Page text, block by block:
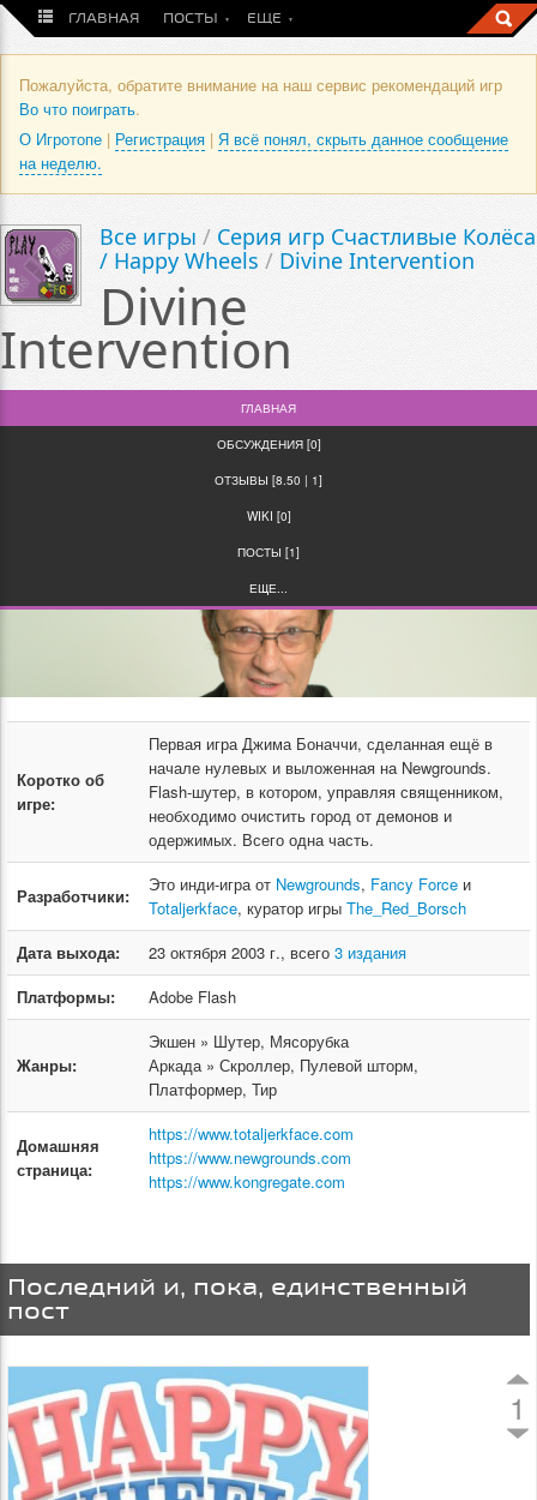
ГЛАВНАЯ ПОСТЫ ЕЩЕ
Пожалуйста, обратите внимание на наш сервис рекомендаций игр
Во что поиграть.
О Игротопе | Регистрация | Я всё понял, скрыть данное сообщение
на неделю.
Все игры / Серия игр Счастливые Колёса
/ Happy Wheels / Divine Intervention
Divine
Intervention
ГЛАВНАЯ
ОБСУЖДЕНИЯ [0]
ОТЗЫВЫ [8.50 | 1]
WIKI [0]
ПОСТЫ [1]
ЕЩЕ...
Коротко об
игре:
Первая игра Джима Боначчи, сделанная ещё в
начале нулевых и выложенная на Newgrounds.
Flash-шутер, в котором, управляя священником,
необходимо очистить город от демонов и
одержимых. Всего одна часть.
Разработчики:
Это инди-игра от Newgrounds, Fancy Force и
Totaljerkface, куратор игры The_Red_Borsch
Дата выхода:
23 октября 2003 г., всего 3 издания
Платформы:
Adobe Flash
Жанры:
Экшен » Шутер, Мясорубка
Аркада » Скроллер, Пулевой шторм,
Платформер, Тир
Домашняя
страница:
https://www.totaljerkface.com
https://www.newgrounds.com
https://www.kongregate.com
Последний и, пока, единственный
пост
1